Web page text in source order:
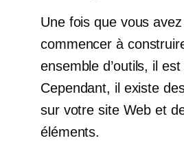
Une fois que vous
commencer à
ensemble d’outils, il
Cependant, il existe
sur votre site Web et
éléments.